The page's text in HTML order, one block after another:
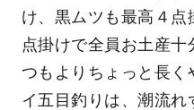
け、黒ムツも最高４点
点掛けで全員お土産
つもよりちょっと長
イ五目釣りは、潮流